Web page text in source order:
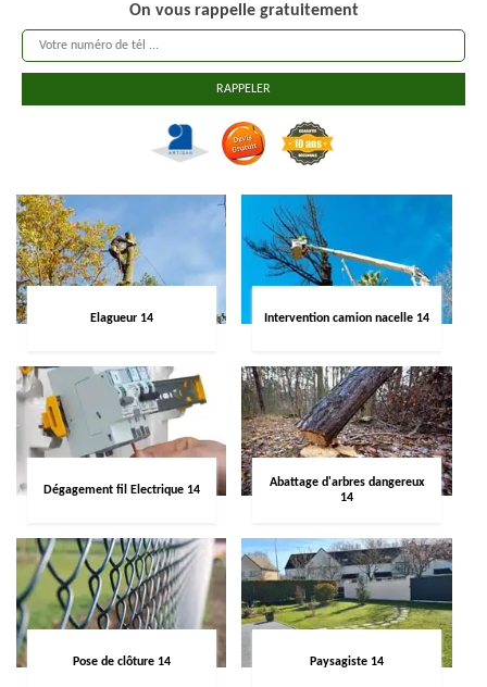
On vous rappelle gratuitement
Elagueur 14 Intervention camion nacelle 14
Dégagement fil Electrique 14
Abattage d'arbres dangereux
14
Pose de clôture 14 Paysagiste 14